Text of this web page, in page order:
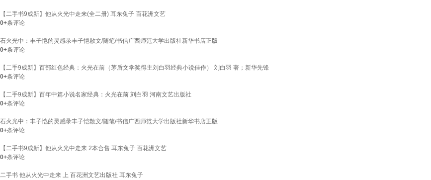
【二手书9成新】他从火光中走来(全二册) 耳东兔子 百花洲文艺
0+条评论
石火光中：丰子恺的灵感录丰子恺散文/随笔/书信广西师范大学出版社新华书店正版
0+条评论
【二手9成新】百部红色经典：火光在前（茅盾文学奖得主刘白羽经典小说佳作） 刘白羽 著；新华先锋
0+条评论
【二手9成新】百年中篇小说名家经典：火光在前 刘白羽 河南文艺出版社
0+条评论
石火光中：丰子恺的灵感录丰子恺散文/随笔/书信广西师范大学出版社新华书店正版
0+条评论
【二手书9成新】他从火光中走来 2本合售 耳东兔子 百花洲文艺
0+条评论
二手书 他从火光中走来 上 百花洲文艺出版社 耳东兔子